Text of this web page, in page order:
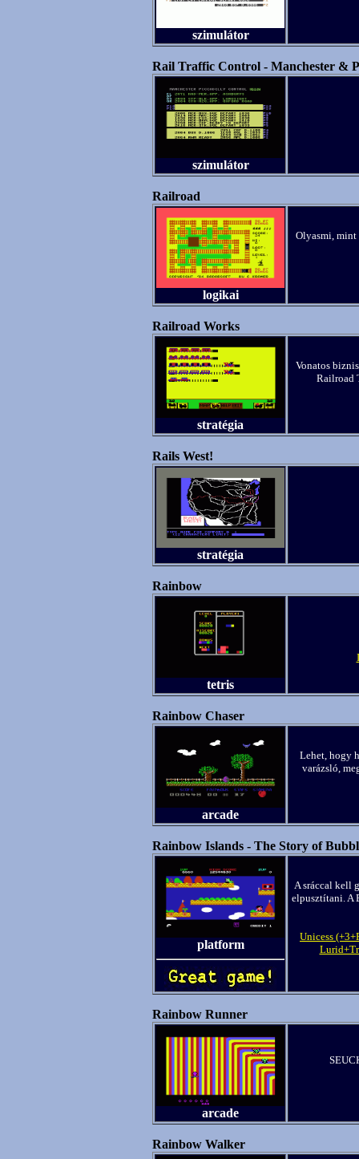
szimulátor
Rail Traffic Control - Manchester &
szimulátor
Railroad
logikai
Olyasmi, mint
Railroad Works
stratégia
Vonatos
Railroad
Rails West!
stratégia
Rainbow
tetris
Rainbow Chaser
arcade
Lehet, hogy
varázsló,
Rainbow Islands - The Story of
platform
A sráccal kell
elpusztítani. A
Unicess
Rainbow Runner
arcade
Rainbow Walker